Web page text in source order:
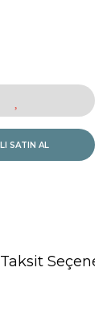
SATIN AL
Taksit